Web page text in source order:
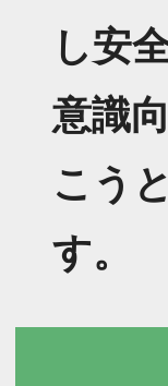
し安
意識
こう
す。